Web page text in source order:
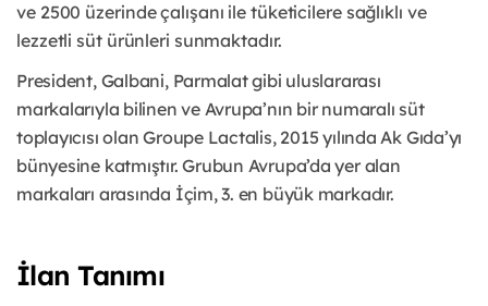
ve 2500 üzerinde çalışanı ile tüketicilere sağlıklı ve
lezzetli süt ürünleri sunmaktadır.
President, Galbani, Parmalat gibi uluslararası
markalarıyla bilinen ve Avrupa’nın bir numaralı süt
toplayıcısı olan Groupe Lactalis, 2015 yılında Ak Gıda’yı
bünyesine katmıştır. Grubun Avrupa’da yer alan
markaları arasında İçim, 3. en büyük markadır.
İlan Tanımı